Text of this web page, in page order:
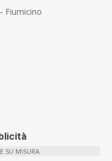
Fiumicino
SU MISURA